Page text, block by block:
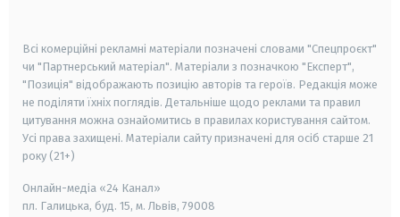
Всі комерційні рекламні матеріали позначені словами "Спецпроєкт"
чи "Партнерський матеріал". Матеріали з позначкою "Експерт",
"Позиція" відображають позицію авторів та героїв. Редакція може
не поділяти їхніх поглядів. Детальніше щодо реклами та правил
цитування можна ознайомитись в правилах користування сайтом.
Усі права захищені. Матеріали сайту призначені для осіб старше 21
року (21+)
Онлайн-медіа «24 Канал»
пл. Галицька, буд. 15, м. Львів, 79008